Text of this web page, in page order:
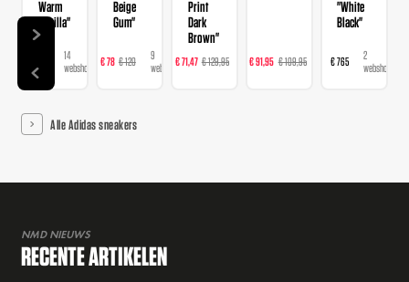
Warm
Vanilla"
14
webshops
Beige
Gum"
€ 78 € 120
9
webshops
Print
Dark
Brown"
€ 71,47 € 129,95
16
webshops
€ 91,95 € 109,95
webshops
"White
Black"
€ 765
2
webshops
Alle Adidas sneakers
NMD NIEUWS
RECENTE ARTIKELEN